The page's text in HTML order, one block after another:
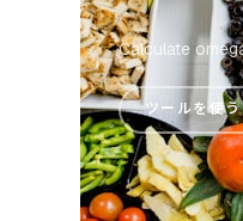
Calculate
ツールを使う